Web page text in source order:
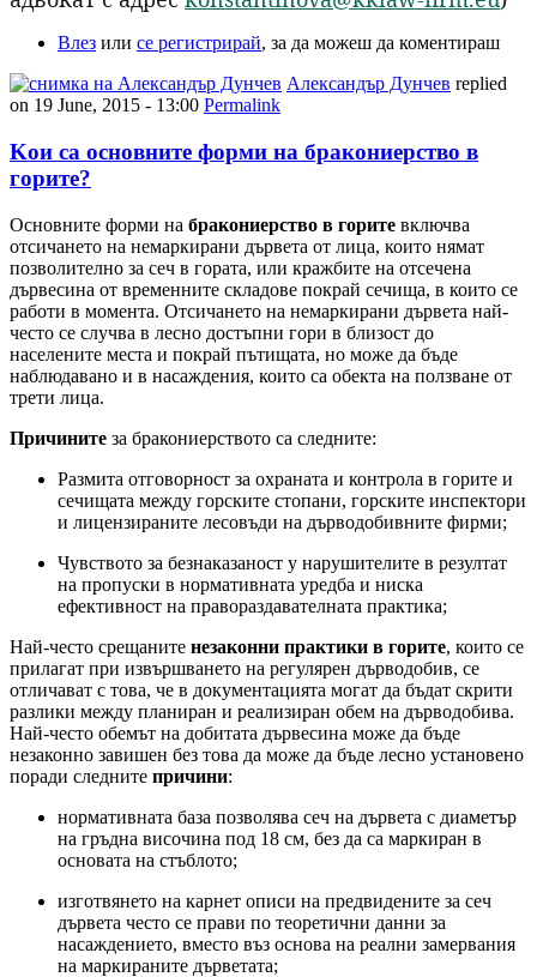
Влез или се регистрирай, за да можеш да коментираш
Александър Дунчев replied
on 19 June, 2015 - 13:00 Permalink
Kои са основните форми на бракониерство в
горите?
Основните форми на бракониерство в горите включва
отсичането на немаркирани дървета от лица, които нямат
позволително за сеч в гората, или кражбите на отсечена
дървесина от временните складове покрай сечища, в които се
работи в момента. Отсичането на немаркирани дървета най-
често се случва в лесно достъпни гори в близост до
населените места и покрай пътищата, но може да бъде
наблюдавано и в насаждения, които са обекта на ползване от
трети лица.
Причините за бракониерството са следните:
Размита отговорност за охраната и контрола в горите и
сечищата между горските стопани, горските инспектори
и лицензираните лесовъди на дърводобивните фирми;
Чувството за безнаказаност у нарушителите в резултат
на пропуски в нормативната уредба и ниска
ефективност на правораздавателната практика;
Най-често срещаните незаконни практики в горите, които се
прилагат при извършването на регулярен дърводобив, се
отличават с това, че в документацията могат да бъдат скрити
разлики между планиран и реализиран обем на дърводобива.
Най-често обемът на добитата дървесина може да бъде
незаконно завишен без това да може да бъде лесно установено
поради следните причини:
нормативната база позволява сеч на дървета с диаметър
на гръдна височина под 18 см, без да са маркиран в
основата на стъблото;
изготвянето на карнет описи на предвидените за сеч
дървета често се прави по теоретични данни за
насаждението, вместо въз основа на реални замервания
на маркираните дърветата;